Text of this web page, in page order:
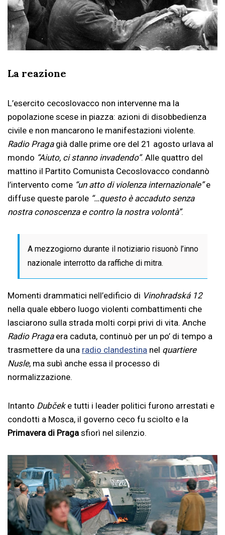
La reazione
L’esercito cecoslovacco non intervenne ma la
popolazione scese in piazza: azioni di disobbedienza
civile e non mancarono le manifestazioni violente.
Radio Pragagià dalle prime ore del 21 agosto urlava al
mondo “Aiuto, ci stanno invadendo”. Alle quattro del
mattino il Partito Comunista Cecoslovacco condannò
l’intervento come “un atto di violenza internazionale”e
diffuse queste parole “…questo è accaduto senza
nostra conoscenza e contro la nostra volontà”.
A mezzogiorno durante il notiziario risuonò l’inno
nazionale interrotto da raffiche di mitra.
Momenti drammatici nell’edificio di Vinohradská 12
nella quale ebbero luogo violenti combattimenti che
lasciarono sulla strada molti corpi privi di vita. Anche
Radio Pragaera caduta, continuò per un po’ di tempo a
trasmettere da una radio clandestina nel quartiere
Nusle, ma subì anche essa il processo di
normalizzazione.
Intanto Dubčeke tutti i leader politici furono arrestati e
condotti a Mosca, il governo ceco fu sciolto e la
Primavera di Praga sfiorì nel silenzio.